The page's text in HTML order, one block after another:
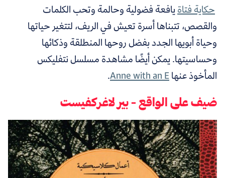
حكاية فتاةيافعة فضولية وحالمة وتحب الكلمات
والقصص، تتبناها أسرة تعيش في الريف، لتتغير حياتها
وحياة أبويها الجدد بفضل روحها المنطلقة وذكائها
وحساسيتها. يمكن أيضًا مشاهدة مسلسل نتفليكس
المأخوذ عنهاAnne with an E
.
ضيف على الواقع - بير لاغركفيست